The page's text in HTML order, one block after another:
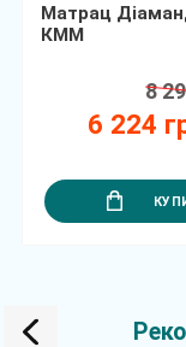
Матрац
КММ
6 224
8